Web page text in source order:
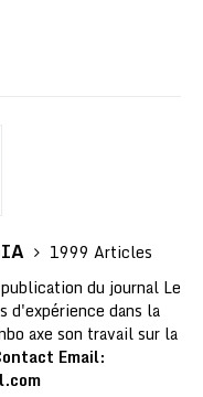
1999 Articles
du journal Le
d'expérience dans la
axe son travail sur la
Email: